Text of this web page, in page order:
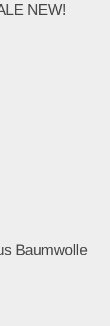
NEW!
Baumwolle